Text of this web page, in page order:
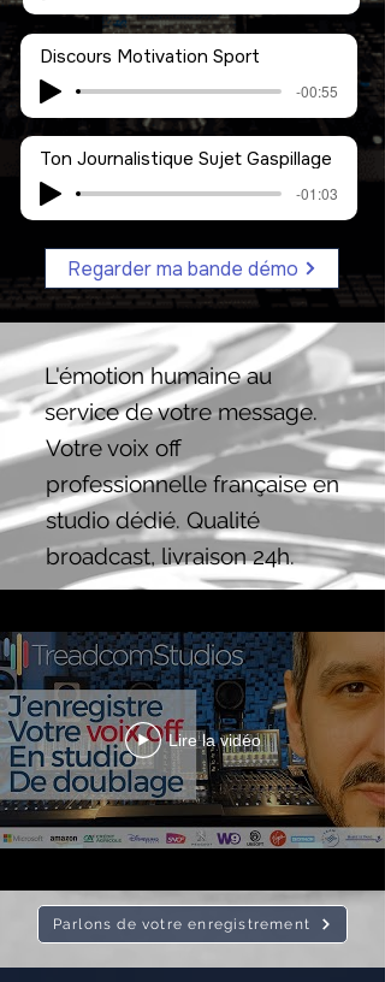
Discours Motivation Sport
-00:55
Ton Journalistique Sujet Gaspillage
-01:03
Regarder ma bande démo
L'émotion humaine au
service de votre message.
Votre voix off
professionnelle française en
studio dédié. Qualité
broadcast, livraison 24h.
Lire la vidéo
Parlons de votre enregistrement